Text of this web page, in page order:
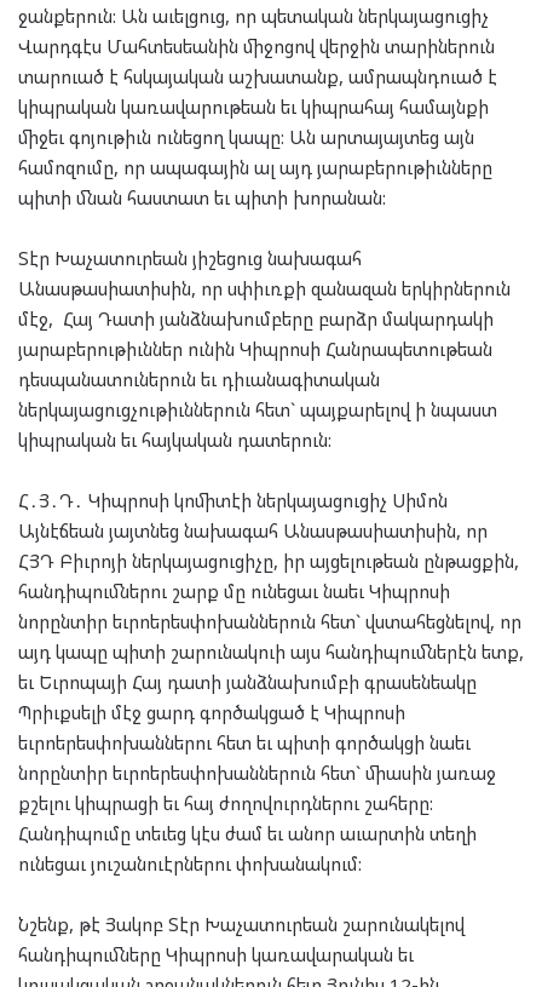
ջանքերուն: Ան աւելցուց, որ պետական ներկայացուցիչ
Վարդգէս Մահտեսեանին միջոցով վերջին տարիներուն
տարուած է հսկայական աշխատանք, ամրապնդուած է
կիպրական կառավարութեան եւ կիպրահայ համայնքի
միջեւ գոյութիւն ունեցող կապը: Ան արտայայտեց այն
համոզումը, որ ապագային ալ այդ յարաբերութիւնները
պիտի մնան հաստատ եւ պիտի խորանան:
Տէր Խաչատուրեան յիշեցուց նախագահ
Անասթասիատիսին, որ սփիւռքի զանազան երկիրներուն
մէջ, Հայ Դատի յանձնախումբերը բարձր մակարդակի
յարաբերութիւններ ունին Կիպրոսի Հանրապետութեան
դեսպանատուներուն եւ դիւանագիտական
ներկայացուցչութիւններուն հետ` պայքարելով ի նպաստ
կիպրական եւ հայկական դատերուն:
Հ․Յ․Դ․ Կիպրոսի կոմիտէի ներկայացուցիչ Սիմոն
Այնէճեան յայտնեց նախագահ Անասթասիատիսին, որ
ՀՅԴ Բիւրոյի ներկայացուցիչը, իր այցելութեան ընթացքին,
հանդիպումներու շարք մը ունեցաւ նաեւ Կիպրոսի
նորընտիր եւրոերեսփոխաններուն հետ` վստահեցնելով, որ
այդ կապը պիտի շարունակուի այս հանդիպումներէն ետք,
եւ Եւրոպայի Հայ դատի յանձնախումբի գրասենեակը
Պրիւքսելի մէջ ցարդ գործակցած է Կիպրոսի
եւրոերեսփոխաններու հետ եւ պիտի գործակցի նաեւ
նորընտիր եւրոերեսփոխաններուն հետ` միասին յառաջ
քշելու կիպրացի եւ հայ ժողովուրդներու շահերը:
Հանդիպումը տեւեց կէս ժամ եւ անոր աւարտին տեղի
ունեցաւ յուշանուէրներու փոխանակում:
Նշենք, թէ Յակոբ Տէր Խաչատուրեան շարունակելով
հանդիպումները Կիպրոսի կառավարական եւ